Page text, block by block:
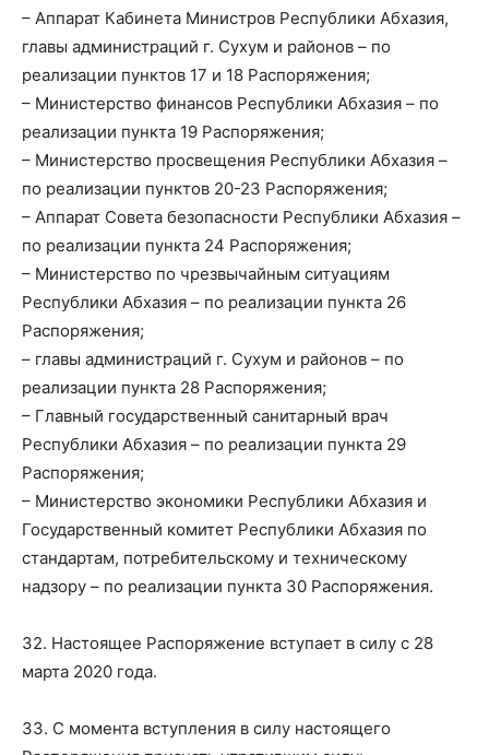
– Аппарат Кабинета Министров Республики Абхазия,
главы администраций г. Сухум и районов – по
реализации пунктов 17 и 18 Распоряжения;
– Министерство финансов Республики Абхазия – по
реализации пункта 19 Распоряжения;
– Министерство просвещения Республики Абхазия –
по реализации пунктов 20-23 Распоряжения;
– Аппарат Совета безопасности Республики Абхазия –
по реализации пункта 24 Распоряжения;
– Министерство по чрезвычайным ситуациям
Республики Абхазия – по реализации пункта 26
Распоряжения;
– главы администраций г. Сухум и районов – по
реализации пункта 28 Распоряжения;
– Главный государственный санитарный врач
Республики Абхазия – по реализации пункта 29
Распоряжения;
– Министерство экономики Республики Абхазия и
Государственный комитет Республики Абхазия по
стандартам, потребительскому и техническому
надзору – по реализации пункта 30 Распоряжения.
32. Настоящее Распоряжение вступает в силу с 28
марта 2020 года.
33. С момента вступления в силу настоящего